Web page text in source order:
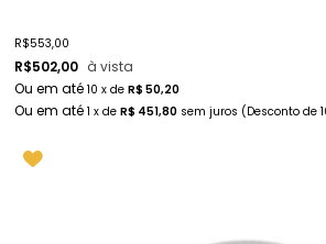
R$553,00
R$502,00 à vista
10 x de R$ 50,20
1 x de R$ 451,80 sem juros (Desconto de